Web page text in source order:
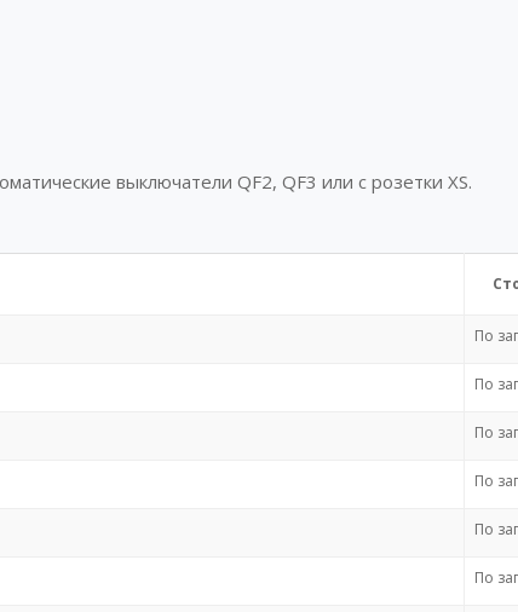
выключатели QF2, QF3 или с розетки ХS.
По
По
По
По
По
По